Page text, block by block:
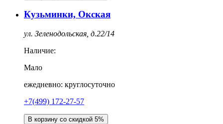
Кузьминки, Окская
ул. Зеленодольская, д.22/14
Наличие:
Мало
ежедневно: круглосуточно
+7(499) 172-27-57
В корзину со скидкой 5%